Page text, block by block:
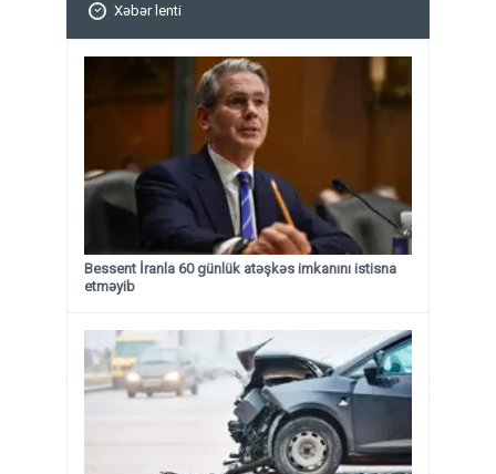
Xəbər lenti
Bessent İranla 60 günlük atəşkəs imkanını istisna
etməyib